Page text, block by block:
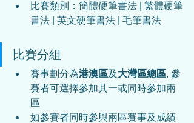
比賽類別：簡體硬筆書法 | 繁體硬筆
書法 | 英文硬筆書法 | 毛筆書法
比賽分組
賽事劃分為港澳區及 大灣區總區, 參
賽者可選擇參加其一或同時參加兩
區
如參賽者同時參與兩區賽事及成績